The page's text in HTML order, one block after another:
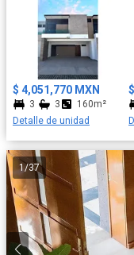
$ 4,051,770 MXN
3 3
160m²
Detalle de unidad
1/37